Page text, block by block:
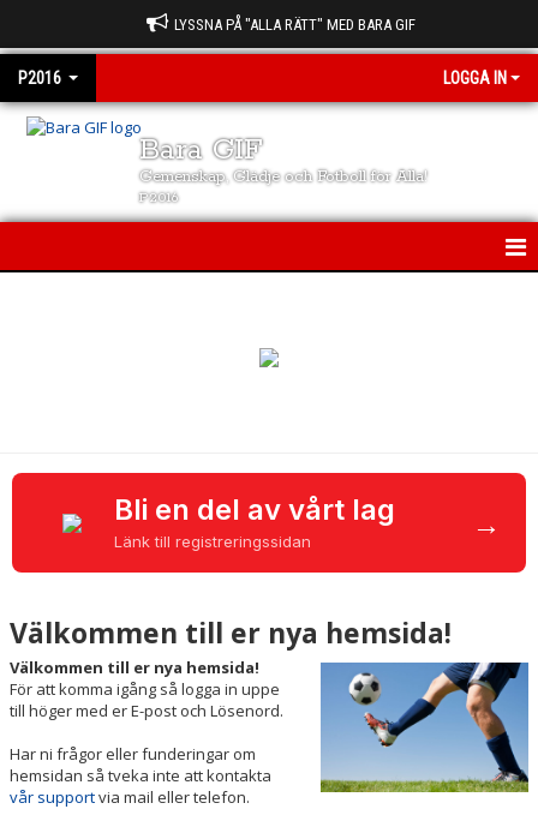
LYSSNA PÅ "ALLA RÄTT" MED BARA GIF
P2016 LOGGA IN
Bara GIF
Gemenskap, Glädje och Fotboll för Alla!
P2016
KONTAKT
Bli en del av vårt lag
Länk till registreringssidan →
Välkommen till er nya hemsida!
Välkommen till er nya hemsida!
För att komma igång så logga in uppe
till höger med er E-post och Lösenord.
Har ni frågor eller funderingar om
hemsidan så tveka inte att kontakta
vår supportvia mail eller telefon.